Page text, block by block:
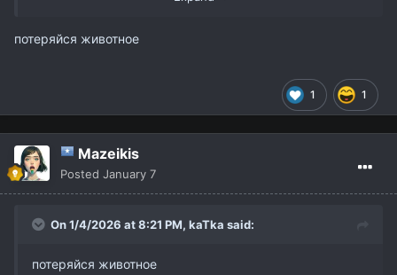
потеряйся животное
1 1
Mazeikis
Posted January 7
On 1/4/2026 at 8:21 PM, kaTka said:
потеряйся животное